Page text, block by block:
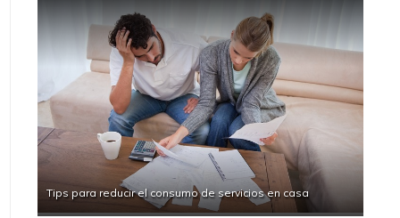
Tips para reducir el consumo de servicios en casa